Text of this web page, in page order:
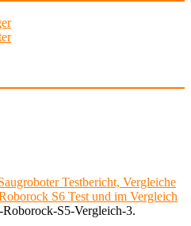
Testbericht, Vergleiche
S6 Test und im Vergleich
S5-Vergleich-3.